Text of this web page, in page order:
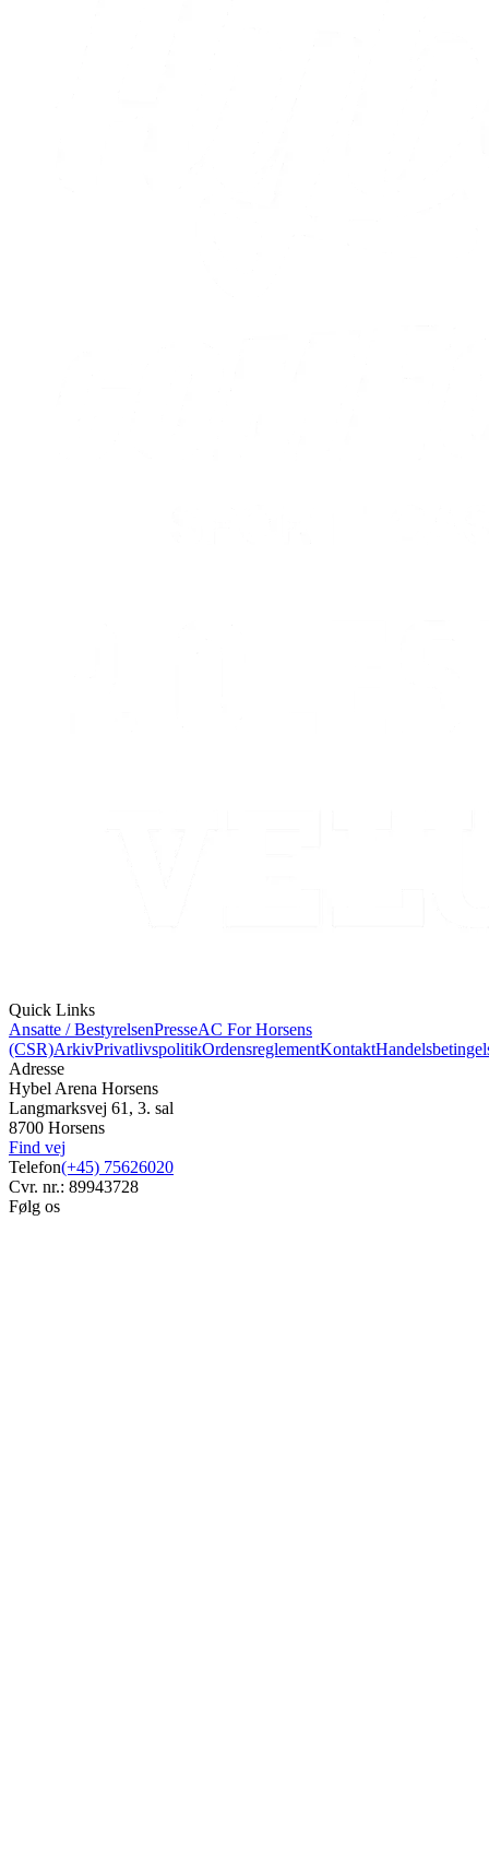
Quick Links
Ansatte / BestyrelsenPresseAC For Horsens
(CSR)ArkivPrivatlivspolitikOrdensreglementKontakt
Adresse
Hybel Arena Horsens
Langmarksvej 61, 3. sal
8700 Horsens
Find vej
Telefon(+45) 75626020
Cvr. nr.: 89943728
Følg os